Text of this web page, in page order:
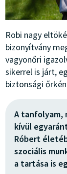
Robi nagy
bizonyítvány
vagyonőri
sikerrel is járt,
biztonsági
A tanfolyam,
kívül
Róbert
szociális
a tartása is